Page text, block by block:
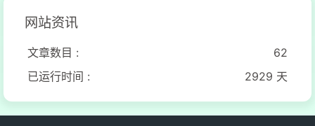
网站资讯
文章数目 :
62
已运行时间 :
2929 天